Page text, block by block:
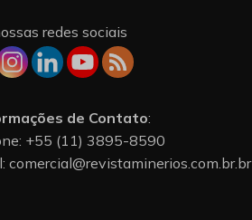
redes sociais
de Contato:
+55 (11) 3895-8590
comercial@revistaminerios.com.br.br